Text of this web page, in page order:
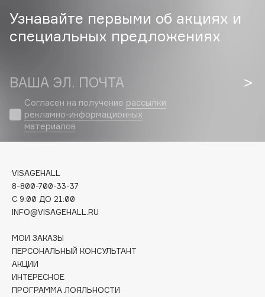
C
Cadence
Carmex
Carolina Herrera
Catrice
Celimax
Clarette
Clarins
Clarins Precious
Clinique
Clive Christian
Club De Nuit
Collagenina
Узнавайте первыми об акциях и
специальных предложениях
ВАША ЭЛ. ПОЧТА
Согласен на получение рассылки
рекламно-информационных
материалов
VISAGEHALL
8-800-700-33-37
C 9:00 ДО 21:00
INFO@VISAGEHALL.RU
МОИ ЗАКАЗЫ
ПЕРСОНАЛЬНЫЙ КОНСУЛЬТАНТ
АКЦИИ
ИНТЕРЕСНОЕ
ПРОГРАММА ЛОЯЛЬНОСТИ